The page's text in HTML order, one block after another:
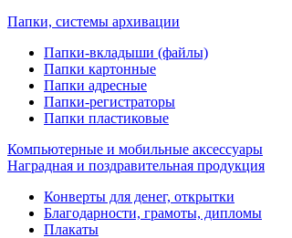
Папки, системы архивации
Папки-вкладыши (файлы)
Папки картонные
Папки адресные
Папки-регистраторы
Папки пластиковые
Компьютерные и мобильные аксессуары
Наградная и поздравительная продукция
Конверты для денег, открытки
Благодарности, грамоты, дипломы
Плакаты